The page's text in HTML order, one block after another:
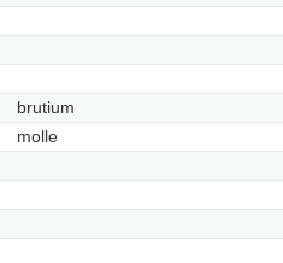
brutium
molle